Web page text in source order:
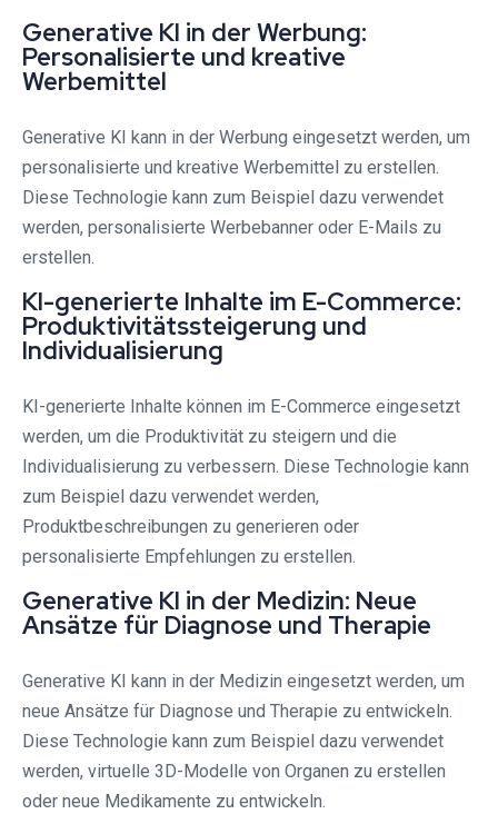
Generative KI in der Werbung:
Personalisierte und kreative
Werbemittel
Generative KI kann in der Werbung eingesetzt werden, um
personalisierte und kreative Werbemittel zu erstellen.
Diese Technologie kann zum Beispiel dazu verwendet
werden, personalisierte Werbebanner oder E-Mails zu
erstellen.
KI-generierte Inhalte im E-Commerce:
Produktivitätssteigerung und
Individualisierung
KI-generierte Inhalte können im E-Commerce eingesetzt
werden, um die Produktivität zu steigern und die
Individualisierung zu verbessern. Diese Technologie kann
zum Beispiel dazu verwendet werden,
Produktbeschreibungen zu generieren oder
personalisierte Empfehlungen zu erstellen.
Generative KI in der Medizin: Neue
Ansätze für Diagnose und Therapie
Generative KI kann in der Medizin eingesetzt werden, um
neue Ansätze für Diagnose und Therapie zu entwickeln.
Diese Technologie kann zum Beispiel dazu verwendet
werden, virtuelle 3D-Modelle von Organen zu erstellen
oder neue Medikamente zu entwickeln.